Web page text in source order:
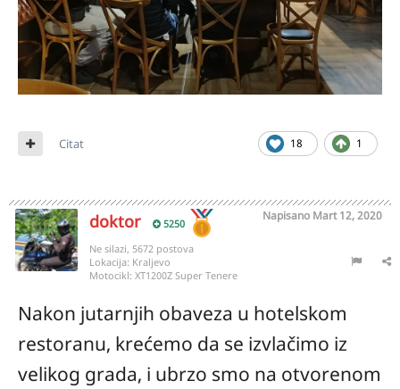
18 1
Citat
doktor 5250
Napisano Mart 12, 2020
Ne silazi, 5672 postova
Lokacija: Kraljevo
Motocikl: XT1200Z Super Tenere
Nakon jutarnjih obaveza u hotelskom
restoranu, krećemo da se izvlačimo iz
velikog grada, i ubrzo smo na otvorenom